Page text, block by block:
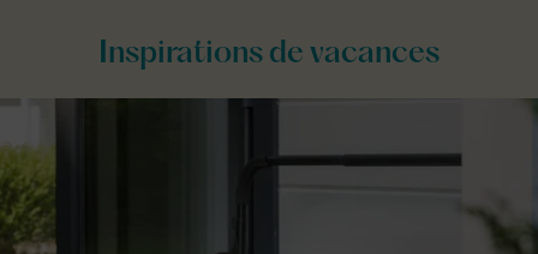
Inspirations de vacances